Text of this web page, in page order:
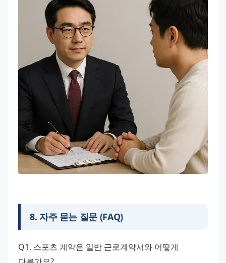
8. 자주 묻는 질문 (FAQ)
Q1. 스포츠 계약은 일반 근로계약서와 어떻게